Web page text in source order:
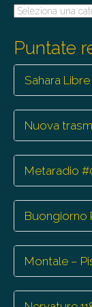
Tutte
Puntate
Sahara
Nuova
Metaradio
Buongiorno
Montale –